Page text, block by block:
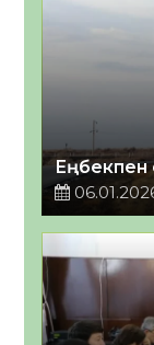
Еңбекпен